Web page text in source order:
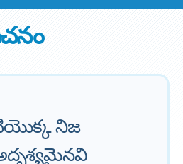
నిజ